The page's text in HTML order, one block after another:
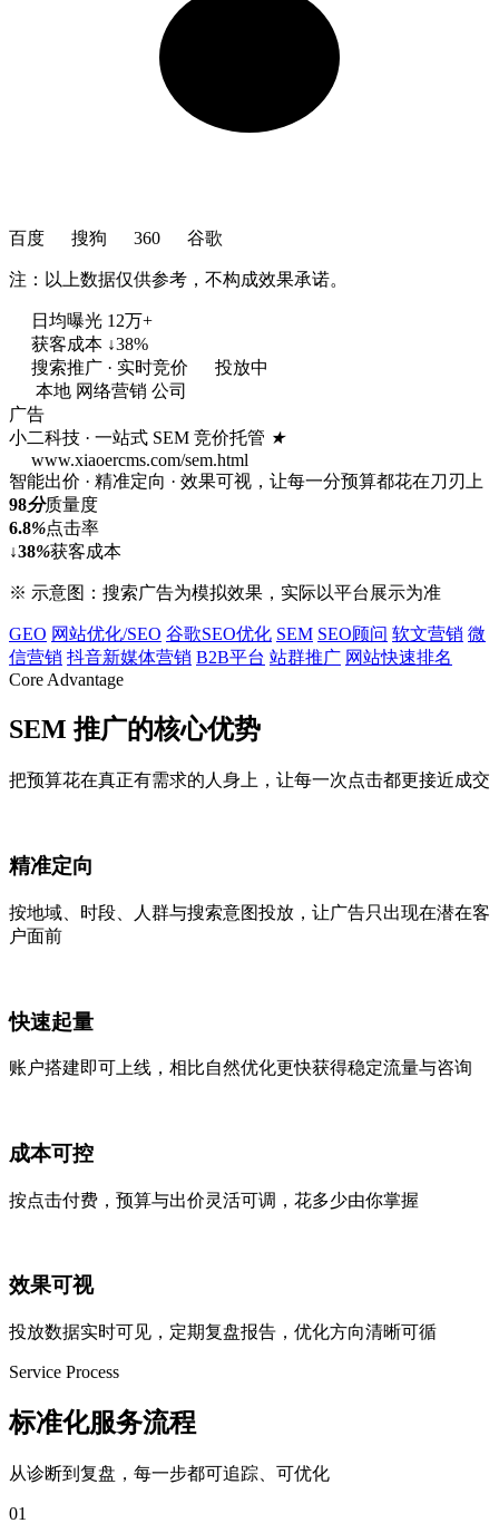
百度 搜狗 360 谷歌
注：以上数据仅供参考，不构成效果承诺。
日均曝光 12万+
获客成本 ↓38%
搜索推广 · 实时竞价
投放中
本地 网络营销 公司
广告
小二科技 · 一站式 SEM 竞价托管 ★
www.xiaoercms.com/sem.html
智能出价 · 精准定向 · 效果可视，让每一分预算都花在刀刃上
98分质量度
6.8%点击率
↓38%获客成本
※ 示意图：搜索广告为模拟效果，实际以平台展示为准
GEO 网站优化/SEO 谷歌SEO优化 SEM SEO顾问 软文营销 微
信营销 抖音新媒体营销 B2B平台 站群推广 网站快速排名
Core Advantage
SEM 推广的核心优势
把预算花在真正有需求的人身上，让每一次点击都更接近成交
精准定向
按地域、时段、人群与搜索意图投放，让广告只出现在潜在客
户面前
快速起量
账户搭建即可上线，相比自然优化更快获得稳定流量与咨询
成本可控
按点击付费，预算与出价灵活可调，花多少由你掌握
效果可视
投放数据实时可见，定期复盘报告，优化方向清晰可循
Service Process
标准化服务流程
从诊断到复盘，每一步都可追踪、可优化
01